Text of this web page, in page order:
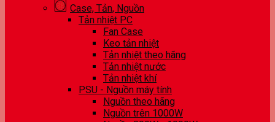
Case, Tản, Nguồn
Tản nhiệt PC
Fan Case
Keo tản nhiệt
Tản nhiệt theo hãng
Tản nhiệt nước
Tản nhiệt khí
PSU - Nguồn máy tính
Nguồn theo hãng
Nguồn trên 1000W